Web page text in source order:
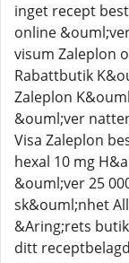
inget recept
online
visum Zaleplon
Rabattbutik
Zaleplon
&ouml;ver
Visa Zaleplon
hexal 10 mg
&ouml;ver 25
sk&ouml;nhet
&Aring;rets
ditt